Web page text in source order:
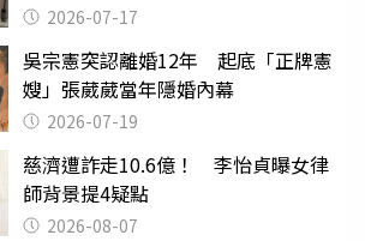
2026-07-17
吳宗憲突認離婚12年 起底「正牌憲
嫂」張葳葳當年隱婚內幕
2026-07-19
慈濟遭詐走10.6億！ 李怡貞曝女律
師背景提4疑點
2026-08-07